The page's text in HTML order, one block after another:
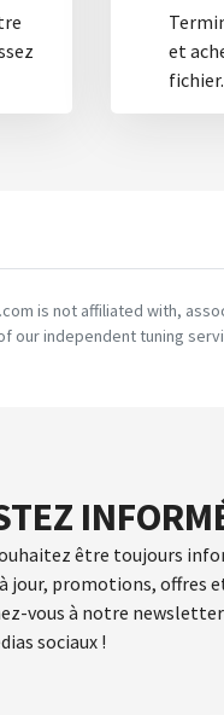
et
fichier.
is not affiliated with,
our independent tuning
être toujours
jour, promotions, offres
vous à notre
sociaux !